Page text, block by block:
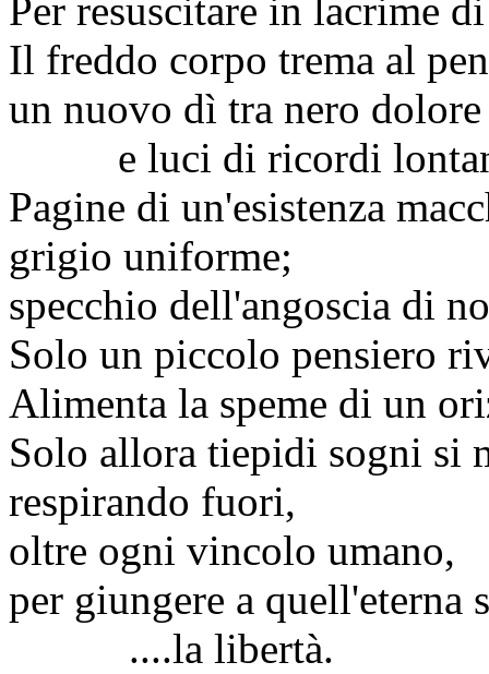
Per resuscitare in lacrime
Il freddo corpo trema al
un nuovo dì tra nero dolore
e luci di ricordi
Pagine di un'esistenza
grigio uniforme;
specchio dell'angoscia di
Solo un piccolo pensiero
Alimenta la speme di un
Solo allora tiepidi sogni si
respirando fuori,
oltre ogni vincolo umano,
per giungere a quell'eterna
....la libertà.